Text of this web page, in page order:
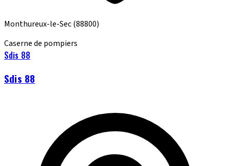
Monthureux-le-Sec(88800)
Caserne de pompiers
Sdis 88
Sdis 88